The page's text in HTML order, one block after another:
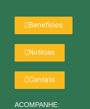
Benefícios
Notícias
Contato
ACOMPANHE: